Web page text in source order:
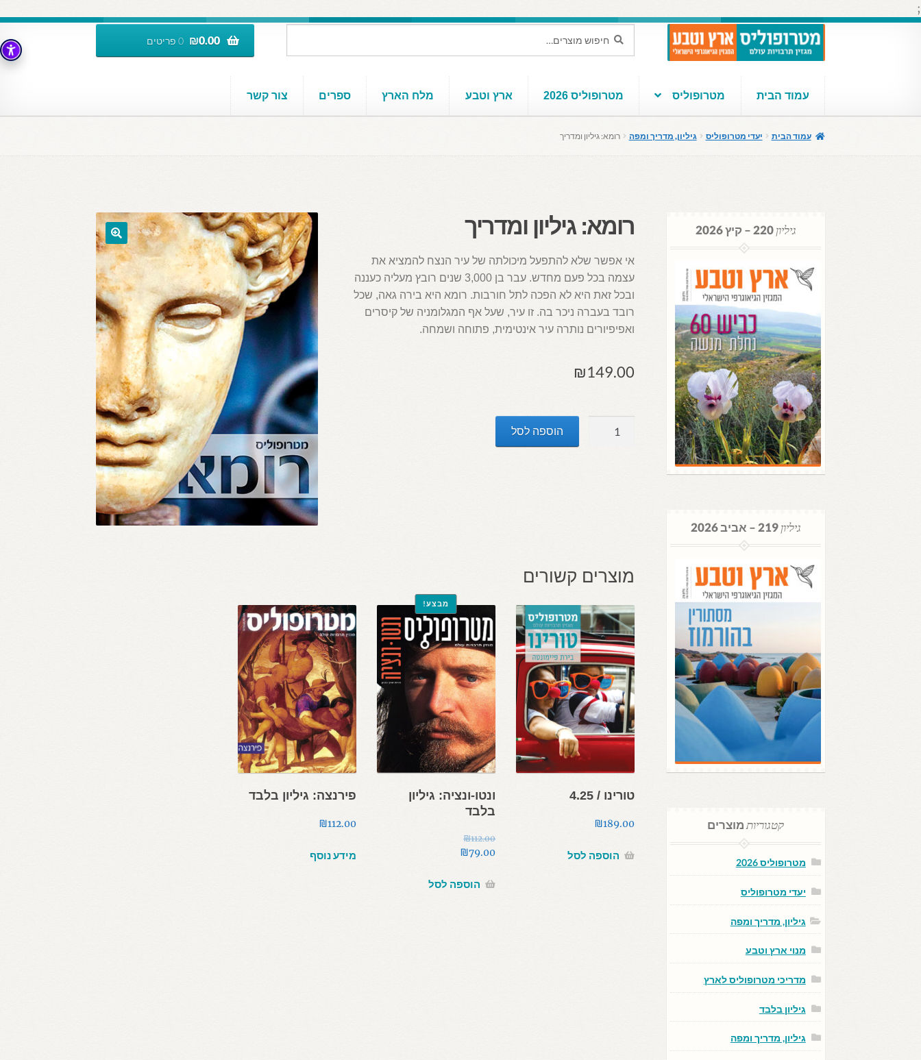
;
דלג
לניווט
לדלג
לתוכן
עבור:
₪0.00 0 פריטים
עמוד הבית מטרופוליס מטרופוליס 2026 ארץ וטבע מלח הארץ ספרים צור קשר
עמוד הבית יעדי מטרופוליס גיליון, מדריך ומפה רומא: גיליון ומדריך
🔍
רומא: גיליון ומדריך
אי אפשר שלא להתפעל מיכולתה של עיר הנצח להמציא את
עצמה בכל פעם מחדש. עבר בן 3,000 שנים רובץ מעליה כעננה
ובכל זאת היא לא הפכה לתל חורבות. רומא היא בירה גאה, שכל
רובד בעברה ניכר בה. זו עיר, שעל אף המגלומניה של קיסרים
ואפיפיורים נותרה עיר אינטימית, פתוחה ושמחה.
₪149.00
הוספה לסל
מוצרים קשורים
טורינו / 4.25
₪189.00
הוספה לסל
ונטו-ונציה: גיליון
בלבד
מבצע!
₪112.00
המחיר
היה:
₪79.00
הנוכחיהוספה לסל
פירנצה: גיליון בלבד
₪112.00
מידע נוסף
גיליון220 – קיץ 2026
גיליון219 – אביב 2026
קטגוריותמוצרים
מטרופוליס 2026
יעדי מטרופוליס
גיליון, מדריך ומפה
מנוי ארץ וטבע
מדריכי מטרופוליס לארץ
גיליון בלבד
גיליון, מדריך ומפה